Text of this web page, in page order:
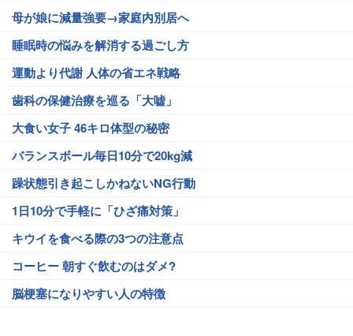
母が娘に減量強要→家庭内別居へ
睡眠時の悩みを解消する過ごし方
運動より代謝 人体の省エネ戦略
歯科の保健治療を巡る「大嘘」
大食い女子 46キロ体型の秘密
バランスボール毎日10分で20kg減
躁状態引き起こしかねないNG行動
1日10分で手軽に「ひざ痛対策」
キウイを食べる際の3つの注意点
コーヒー 朝すぐ飲むのはダメ?
脳梗塞になりやすい人の特徴